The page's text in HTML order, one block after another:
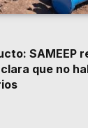
SAMEEP
que no